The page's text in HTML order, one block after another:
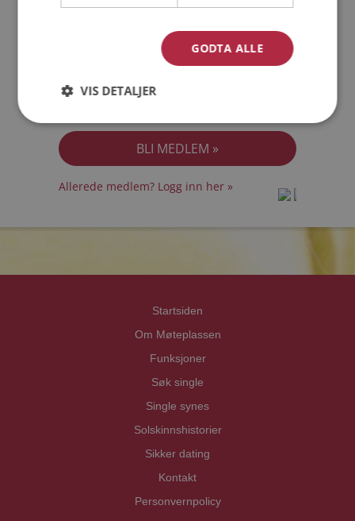
Jeg akseptererMedlemsvilkårene
Allerede medlem? Logg inn her »
Startsiden
Om Møteplassen
Funksjoner
Søk single
Single synes
Solskinnshistorier
Sikker dating
Kontakt
Personvernpolicy
GODTA ALLE
VIS DETALJER